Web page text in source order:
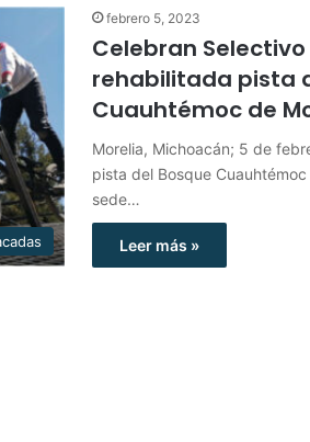
febrero 5, 2023
Celebran
rehabilitada pista
Cuauhtémoc de
Morelia, Michoacán; 5 de
pista del Bosque
sede…
Leer más »